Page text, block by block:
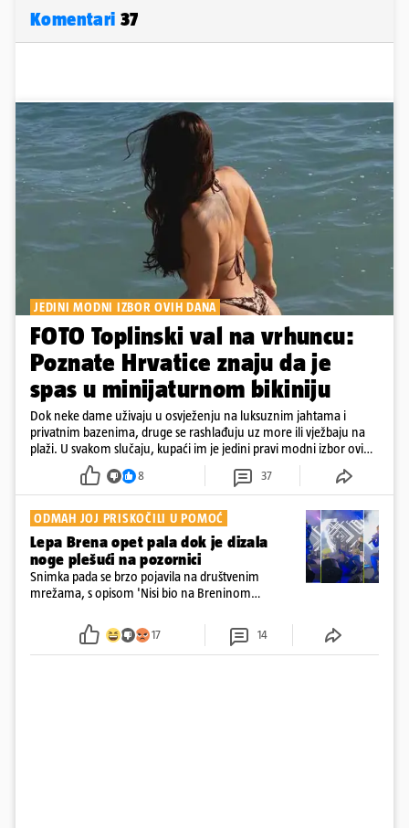
Komentari 37
JEDINI MODNI IZBOR OVIH DANA
FOTO Toplinski val na vrhuncu:
Poznate Hrvatice znaju da je
spas u minijaturnom bikiniju
Dok neke dame uživaju u osvježenju na luksuznim jahtama i
privatnim bazenima, druge se rashlađuju uz more ili vježbaju na
plaži. U svakom slučaju, kupaći im je jedini pravi modni izbor ovih
8 37
ODMAH JOJ PRISKOČILI U POMOĆ
Lepa Brena opet pala dok je dizala
noge plešući na pozornici
Snimka pada se brzo pojavila na društvenim
mrežama, s opisom 'Nisi bio na Breninom
Srećom, pjevačica se nije ozlijedila nego je s
osmijehom nastavila pjevati
17 14